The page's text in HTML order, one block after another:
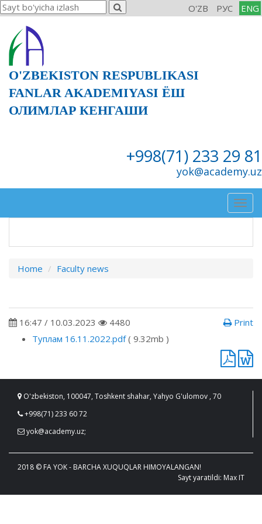
O'ZB РУС ENG
O'ZBEKISTON RESPUBLIKASI
FANLAR AKADEMIYASI ЁШ
ОЛИМЛАР КЕНГАШИ
+998(71) 233 29 81
yok@academy.uz
Home Faculty news
16:47 / 10.03.2023 4480
Print
Туплам 16.11.2022.pdf( 9.32mb )
O'zbekiston, 100047, Toshkent shahar, Yahyo G'ulomov , 70
+998(71) 233 60 72
yok@academy.uz;
2018 © FA YOK - BARCHA XUQUQLAR HIMOYALANGAN!
Sayt yaratildi: Max IT